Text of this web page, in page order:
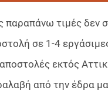
παραπάνω τιμές δεν
σε 1-4
αποστολές εκτός
από την έδρα